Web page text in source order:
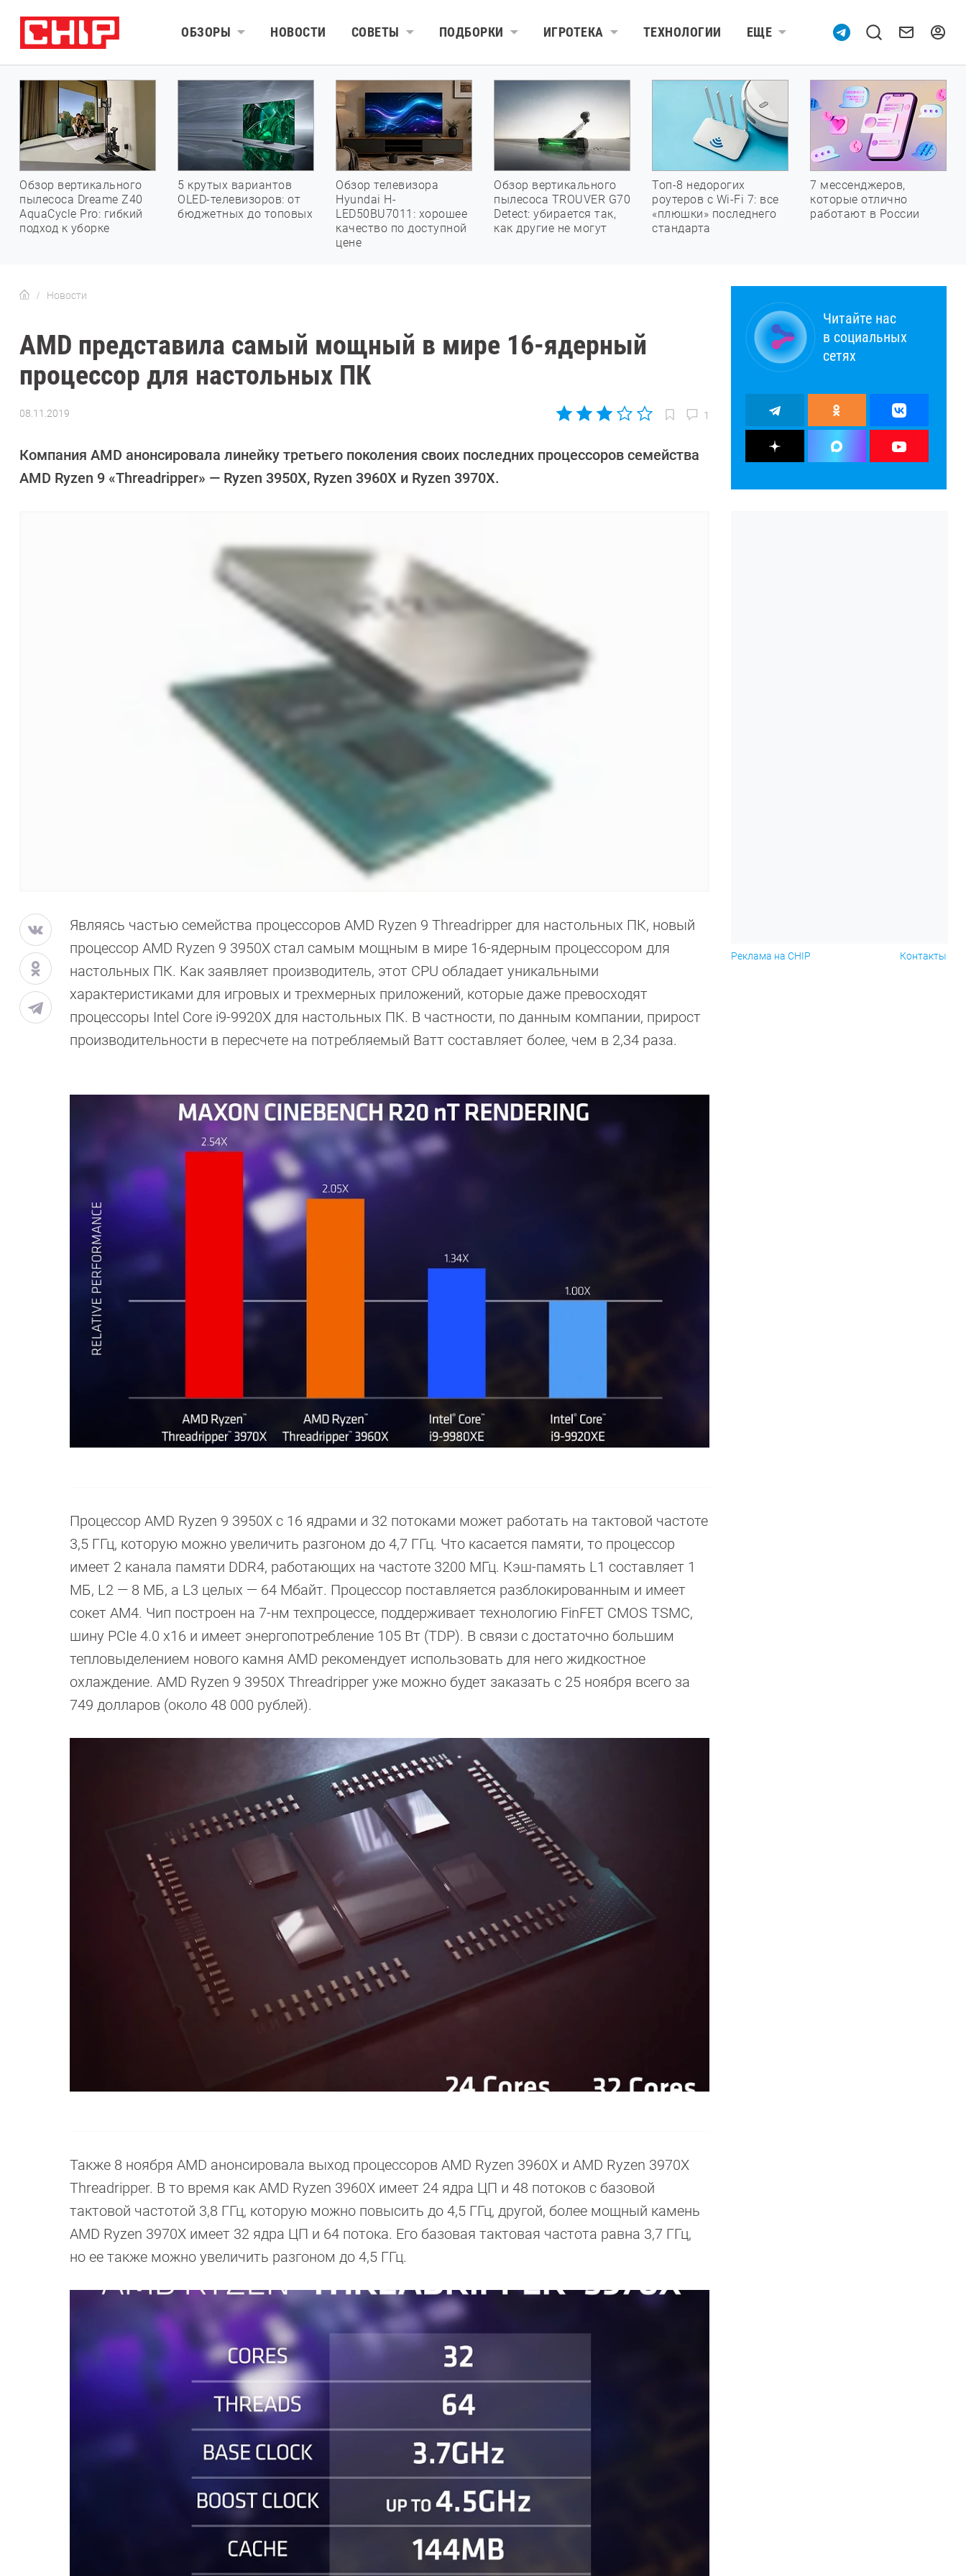
ОБЗОРЫ НОВОСТИ СОВЕТЫ ПОДБОРКИ ИГРОТЕКА ТЕХНОЛОГИИ ЕЩЕ
Обзор вертикального
пылесоса Dreame Z40
AquaCycle Pro: гибкий
подход к уборке
5 крутых вариантов
OLED-телевизоров: от
бюджетных до топовых
Обзор телевизора
Hyundai H-
LED50BU7011: хорошее
качество по доступной
цене
Обзор вертикального
пылесоса TROUVER G70
Detect: убирается так,
как другие не могут
Топ-8 недорогих
роутеров с Wi-Fi 7: все
«плюшки» последнего
стандарта
7 мессенджеров,
которые отлично
работают в России
Новости
AMD представила самый мощный в мире 16-ядерный
процессор для настольных ПК
08.11.2019
Киреев
1
Компания AMD анонсировала линейку третьего поколения своих последних процессоров семейства
AMD Ryzen 9 «Threadripper» — Ryzen 3950X, Ryzen 3960X и Ryzen 3970X.
Являясь частью семейства процессоров AMD Ryzen 9 Threadripper для настольных ПК, новый
процессор AMD Ryzen 9 3950X стал самым мощным в мире 16-ядерным процессором для
настольных ПК. Как заявляет производитель, этот CPU обладает уникальными
характеристиками для игровых и трехмерных приложений, которые даже превосходят
процессоры Intel Core i9-9920X для настольных ПК. В частности, по данным компании, прирост
производительности в пересчете на потребляемый Ватт составляет более, чем в 2,34 раза.
Процессор AMD Ryzen 9 3950X с 16 ядрами и 32 потоками может работать на тактовой частоте
3,5 ГГц, которую можно увеличить разгоном до 4,7 ГГц. Что касается памяти, то процессор
имеет 2 канала памяти DDR4, работающих на частоте 3200 МГц. Кэш-память L1 составляет 1
МБ, L2 — 8 МБ, а L3 целых — 64 Мбайт. Процессор поставляется разблокированным и имеет
сокет AM4. Чип построен на 7-нм техпроцессе, поддерживает технологию FinFET CMOS TSMC,
шину PCIe 4.0 x16 и имеет энергопотребление 105 Вт (TDP). В связи с достаточно большим
тепловыделением нового камня AMD рекомендует использовать для него жидкостное
охлаждение. AMD Ryzen 9 3950X Threadripper уже можно будет заказать с 25 ноября всего за
749 долларов (около 48 000 рублей).
Также 8 ноября AMD анонсировала выход процессоров AMD Ryzen 3960X и AMD Ryzen 3970X
Threadripper. В то время как AMD Ryzen 3960X имеет 24 ядра ЦП и 48 потоков с базовой
тактовой частотой 3,8 ГГц, которую можно повысить до 4,5 ГГц, другой, более мощный камень
AMD Ryzen 3970X имеет 32 ядра ЦП и 64 потока. Его базовая тактовая частота равна 3,7 ГГц,
но ее также можно увеличить разгоном до 4,5 ГГц.
Читайте нас
в социальных
сетях
Реклама на CHIP Контакты